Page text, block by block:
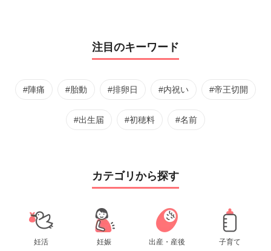
注目のキーワード
#陣痛 #胎動 #排卵日 #内祝い #帝王切開
#出生届 #初穂料 #名前
カテゴリから探す
妊活 妊娠 出産・産後 子育て